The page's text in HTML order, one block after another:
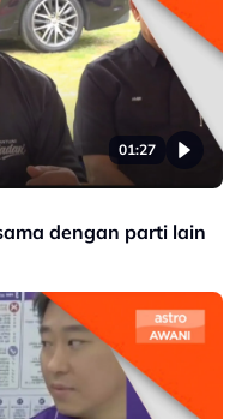
01:27
dengan parti lain